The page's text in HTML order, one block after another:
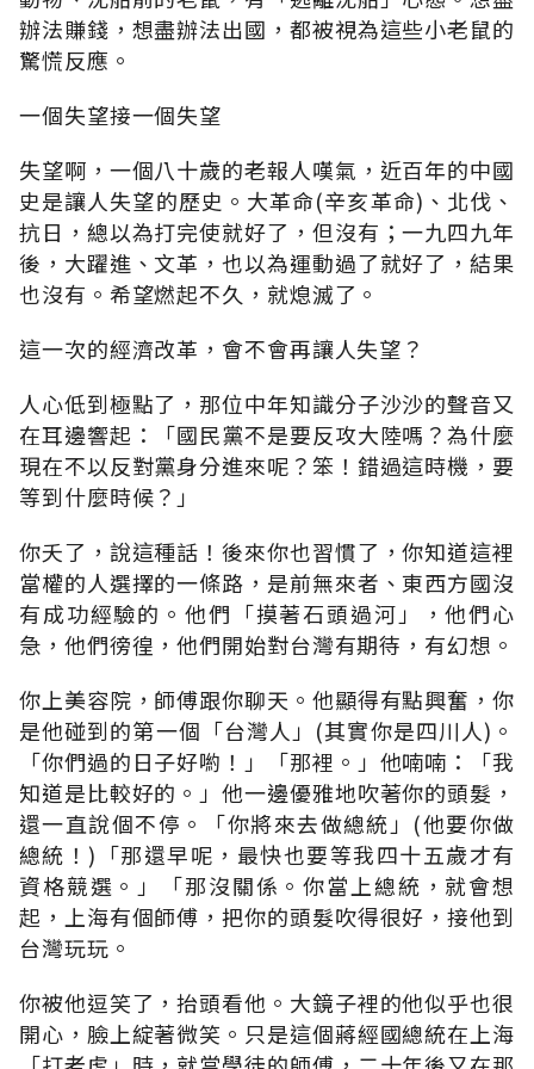
辦法賺錢，想盡辦法出國，都被視為這些小老鼠的
驚慌反應。
一個失望接一個失望
失望啊，一個八十歲的老報人嘆氣，近百年的中國
史是讓人失望的歷史。大革命(辛亥革命)、北伐、
抗日，總以為打完使就好了，但沒有；一九四九年
後，大躍進、文革，也以為運動過了就好了，結果
也沒有。希望燃起不久，就熄滅了。
這一次的經濟改革，會不會再讓人失望？
人心低到極點了，那位中年知識分子沙沙的聲音又
在耳邊響起：「國民黨不是要反攻大陸嗎？為什麼
現在不以反對黨身分進來呢？笨！錯過這時機，要
等到什麼時候？」
你夭了，說這種話！後來你也習慣了，你知道這裡
當權的人選擇的一條路，是前無來者、東西方國沒
有成功經驗的。他們「摸著石頭過河」，他們心
急，他們徬徨，他們開始對台灣有期待，有幻想。
你上美容院，師傅跟你聊天。他顯得有點興奮，你
是他碰到的第一個「台灣人」(其實你是四川人)。
「你們過的日子好喲！」「那裡。」他喃喃：「我
知道是比較好的。」他一邊優雅地吹著你的頭髮，
還一直說個不停。「你將來去做總統」(他要你做
總統！)「那還早呢，最快也要等我四十五歲才有
資格競選。」「那沒關係。你當上總統，就會想
起，上海有個師傅，把你的頭髮吹得很好，接他到
台灣玩玩。
你被他逗笑了，抬頭看他。大鏡子裡的他似乎也很
開心，臉上綻著微笑。只是這個蔣經國總統在上海